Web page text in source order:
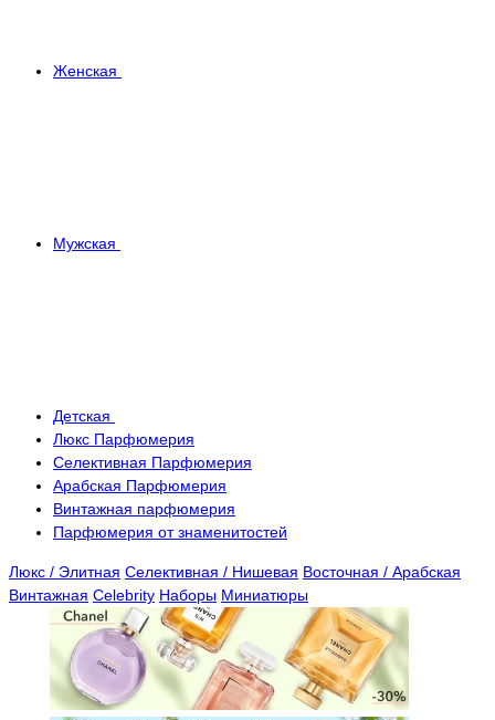
Женская
Мужская
Детская
Люкс Парфюмерия
Селективная Парфюмерия
Арабская Парфюмерия
Винтажная парфюмерия
Парфюмерия от знаменитостей
Люкс / Элитная Селективная / Нишевая Восточная / Арабская
Винтажная Celebrity Наборы Миниатюры